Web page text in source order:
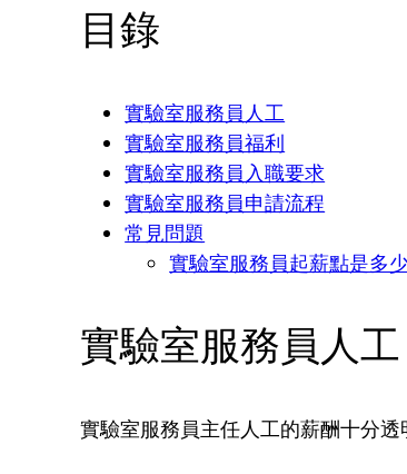
目錄
實驗室服務員人工
實驗室服務員福利
實驗室服務員入職要求
實驗室服務員申請流程
常見問題
實驗室服務員起薪點是多
實驗室服務員人工
實驗室服務員主任人工的薪酬十分透